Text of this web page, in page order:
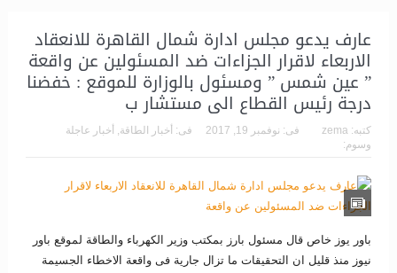
عارف يدعو مجلس ادارة شمال القاهرة للانعقاد
الاربعاء لاقرار الجزاءات ضد المسئولين عن واقعة
” عين شمس ” ومسئول بالوزارة للموقع : خفضنا
درجة رئيس القطاع الى مستشار ب
كتبه: zema فى: نوفمبر 19, 2017 فى: أخبار الطاقة, أخبار عاجلة
وسوم:
باور يوز خاص قال مسئول بارز بمكتب وزير الكهرباء والطاقة لموقع باور
نيوز منذ قليل ان التحقيقات ما تزال جارية فى واقعة الاخطاء الجسيمة